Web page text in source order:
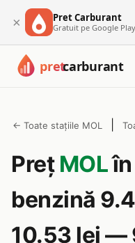
× Pret Carburant
Gratuit pe Google Play
← Toate stațiile MOL
Preț MOLîn
benzină
10.53 lei —